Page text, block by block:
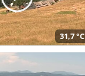
31,7 °C